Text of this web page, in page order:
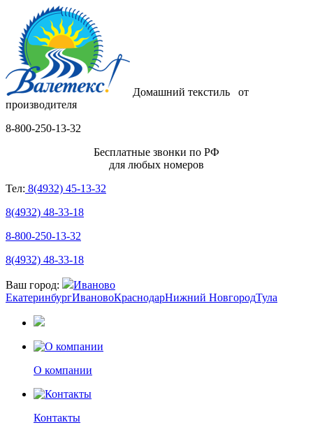
Домашний текстиль от
производителя
8-800-250-13-32
Бесплатные звонки по РФ
для любых номеров
Тел: 8(4932) 45-13-32
8(4932) 48-33-18
8-800-250-13-32
8(4932) 48-33-18
Ваш город:
Иваново
ЕкатеринбургИвановоКраснодарНижний НовгородТула
О компании
Контакты